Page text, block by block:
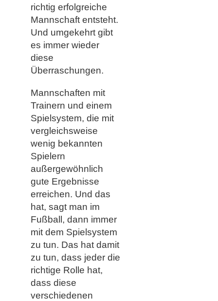
richtig erfolgreiche
Mannschaft entsteht.
Und umgekehrt gibt
es immer wieder
diese
Überraschungen.
Mannschaften mit
Trainern und einem
Spielsystem, die mit
vergleichsweise
wenig bekannten
Spielern
außergewöhnlich
gute Ergebnisse
erreichen. Und das
hat, sagt man im
Fußball, dann immer
mit dem Spielsystem
zu tun. Das hat damit
zu tun, dass jeder die
richtige Rolle hat,
dass diese
verschiedenen